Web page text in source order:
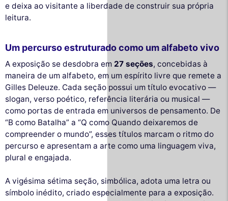
e deixa ao visitante a liberdade de construir sua própria
leitura.
Um percurso estruturado como um alfabeto vivo
A exposição se desdobra em 27 seções, concebidas à
maneira de um alfabeto, em um espírito livre que remete a
Gilles Deleuze. Cada seção possui um título evocativo —
slogan, verso poético, referência literária ou musical —
como portas de entrada em universos de pensamento. De
“B como Batalha” a “Q como Quando deixaremos de
compreender o mundo”, esses títulos marcam o ritmo do
percurso e apresentam a arte como uma linguagem viva,
plural e engajada.
A vigésima sétima seção, simbólica, adota uma letra ou
símbolo inédito, criado especialmente para a exposição.